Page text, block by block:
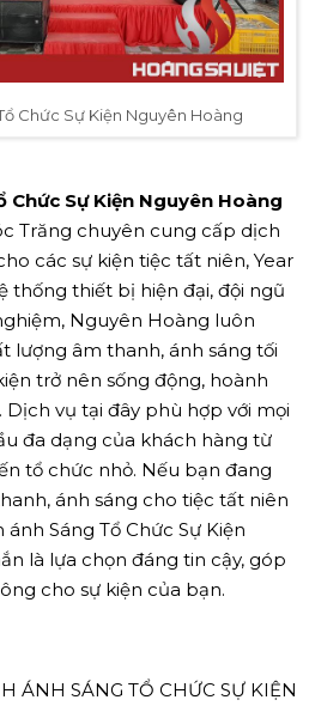
Chức Sự Kiện Nguyên Hoàng
Chức Sự Kiện Nguyên Hoàng
Trăng chuyên cung cấp dịch
các sự kiện tiệc tất niên, Year
thống thiết bị hiện đại, đội ngũ
Nguyên Hoàng luôn
lượng âm thanh, ánh sáng tối
trở nên sống động, hoành
vụ tại đây phù hợp với mọi
đa dạng của khách hàng từ
tổ chức nhỏ. Nếu bạn đang
ánh sáng cho tiệc tất niên
Sáng Tổ Chức Sự Kiện
là lựa chọn đáng tin cậy, góp
cho sự kiện của bạn.
ÁNH SÁNG TỔ CHỨC SỰ KIỆN